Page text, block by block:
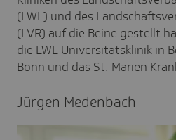
(LWL) und des
(LVR) auf die Beine gestellt
die LWL Universitätsklinik in
Bonn und das St. Marien
Jürgen Meden­bach